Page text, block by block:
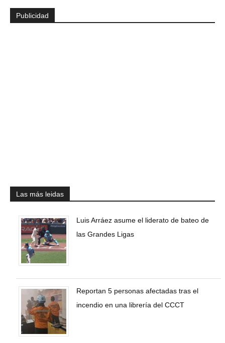
Publicidad
Las más leidas
Luis Arráez asume el liderato de bateo de
las Grandes Ligas
Reportan 5 personas afectadas tras el
incendio en una librería del CCCT